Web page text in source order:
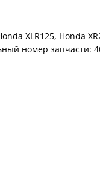
XLR125, Honda
номер запчасти: